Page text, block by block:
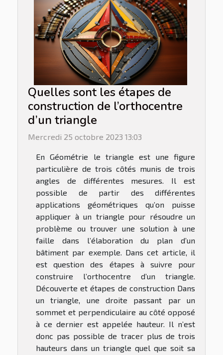
Quelles sont les étapes de
construction de l’orthocentre
d’un triangle
Mercredi 25 octobre 2023 13:03
En Géométrie le triangle est une figure
particulière de trois côtés munis de trois
angles de différentes mesures. Il est
possible de partir des différentes
applications géométriques qu’on puisse
appliquer à un triangle pour résoudre un
problème ou trouver une solution à une
faille dans l’élaboration du plan d’un
bâtiment par exemple. Dans cet article, il
est question des étapes à suivre pour
construire l’orthocentre d’un triangle.
Découverte et étapes de construction Dans
un triangle, une droite passant par un
sommet et perpendiculaire au côté opposé
à ce dernier est appelée hauteur. Il n’est
donc pas possible de tracer plus de trois
hauteurs dans un triangle quel que soit sa